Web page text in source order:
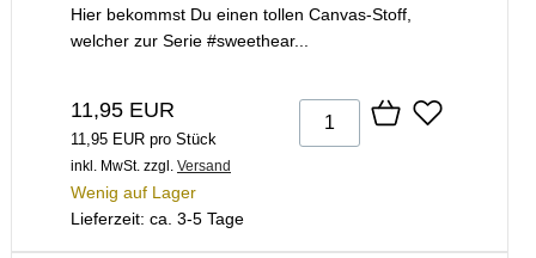
Hier bekommst Du einen tollen Canvas-Stoff,
welcher zur Serie #sweethear...
11,95 EUR
11,95 EUR pro Stück
inkl. MwSt. zzgl. Versand
Wenig auf Lager
Lieferzeit: ca. 3-5 Tage